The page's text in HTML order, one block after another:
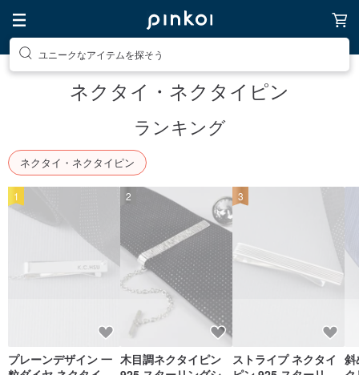
ユニークなアイテムを探そう
ネクタイ・ネクタイピン
ランキング
ネクタイ・ネクタイピン
プレーンデザイン 一
1
木目調ネクタイピン
2
ストライプ ネクタイ
3
斜